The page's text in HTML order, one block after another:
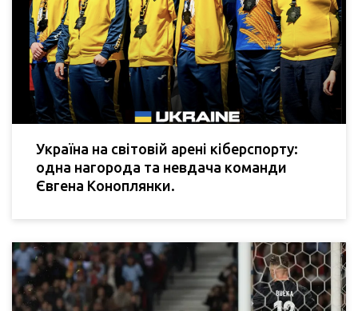
Україна на світовій арені кіберспорту:
одна нагорода та невдача команди
Євгена Коноплянки.